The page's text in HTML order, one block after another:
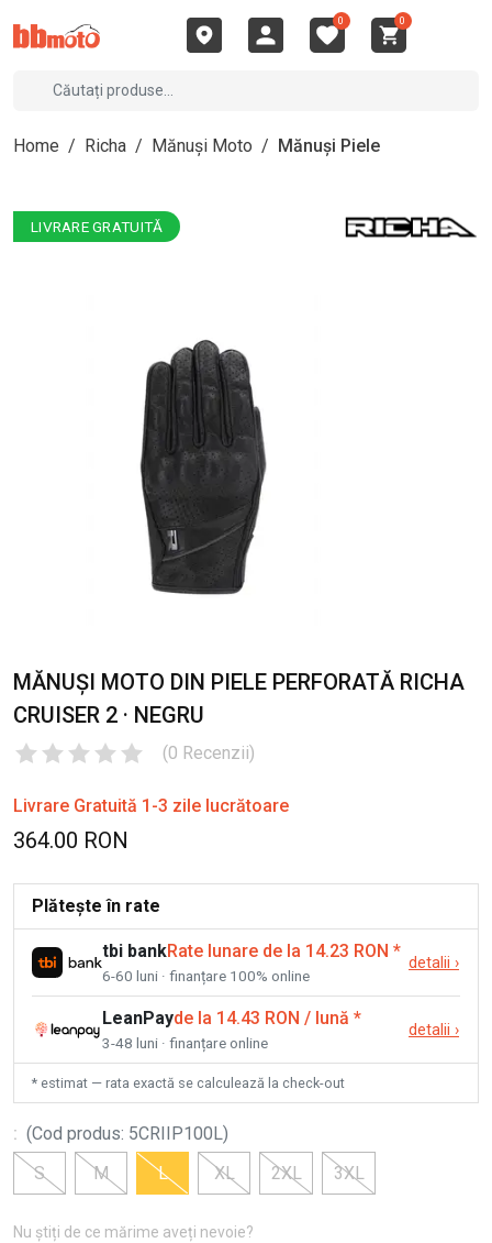
0 0
Home / Richa / Mănuși Moto / Mănuși Piele
LIVRARE GRATUITĂ
MĂNUȘI MOTO DIN PIELE PERFORATĂ RICHA
CRUISER 2 · NEGRU
(0 Recenzii)
Livrare Gratuită 1-3 zile lucrătoare
364.00 RON
Plătește în rate
tbi bankRate lunare de la 14.23 RON *
6-60 luni · finanțare 100% online
detalii ›
LeanPayde la 14.43 RON / lună *
3-48 luni · finanțare online
detalii ›
* estimat — rata exactă se calculează la check-out
: (Cod produs: 5CRIIP100L)
S
M L XL 2XL 3XL
Nu știți de ce mărime aveți nevoie?